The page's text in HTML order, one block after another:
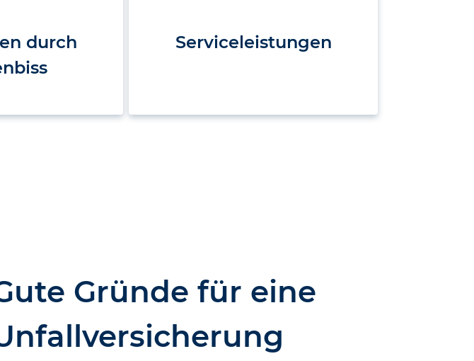
durch
Serviceleistungen
Gründe für eine